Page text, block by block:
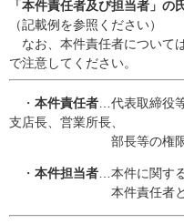
「本件責任者及び担当者」の
（記載例を参照ください）
なお、本件責任者について
で注意してください。
・ 本件責任者…代表取締役
支店長、営業所長、
部長等の権限の委任
・ 本件担当者…本件に関す
本件責任者と同一人